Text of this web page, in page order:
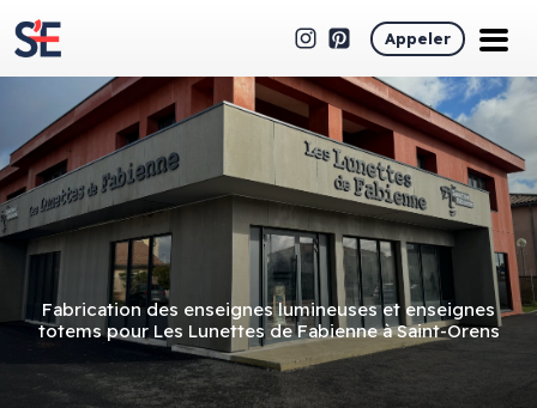
Appeler
Fabrication des enseignes lumineuses et enseignes
totems pour Les Lunettes de Fabienne à Saint-Orens